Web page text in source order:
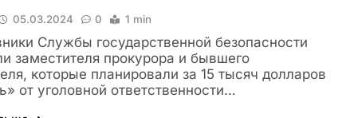
05.03.2024 0 1 min
Службы государственной безопасности
заместителя прокурора и бывшего
которые планировали за 15 тысяч долларов
от уголовной ответственности…